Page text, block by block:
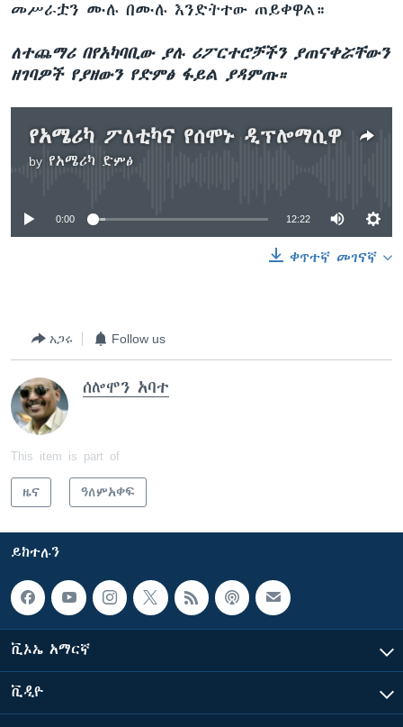
መሥራቷን ሙሉ በሙሉ እንድትተው ጠይቀዋል።
ለተጨማሪ በየአካባቢው ያሉ ሪፖርተሮቻችን ያጠናቀሯቸውን
ዘገባዎች የያዘውን የድምፅ ፋይል ያዳምጡ።
የአሜሪካ ፖለቲካና የሰሞኑ ዲፕሎማሲዋ
by የአሜሪካ ድምፅ
No media source currently available
0:00 12:22
ቀጥተኛ መገናኛ
አጋሩ Follow us
ሰሎሞን አባተ
This item is part of
ዜና ዓለምአቀፍ
ይከተሉን
ቪኦኤ አማርኛ
ቪዲዮ